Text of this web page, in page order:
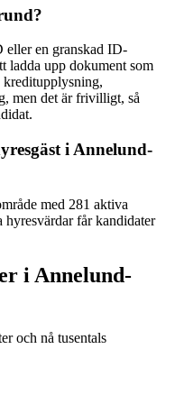
eller en granskad ID-
ladda upp dokument som
kreditupplysning,
men det är frivilligt, så
i Annelund-
med 281 aktiva
hyresvärdar får kandidater
i Annelund-
och nå tusentals